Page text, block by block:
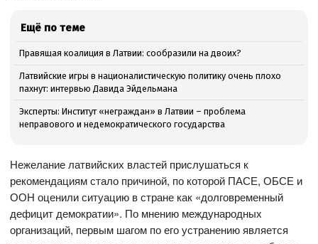
Ещё по теме
Правящая коалиция в Латвии: сообразили на двоих?
Латвийские игры в националистическую политику очень плохо
пахнут: интервью Давида Эйдельмана
Эксперты: Институт «неграждан» в Латвии – проблема
неправового и недемократического государства
Нежелание латвийских властей прислушаться к
рекомендациям стало причиной, по которой ПАСЕ, ОБСЕ и
ООН оценили ситуацию в стране как «долговременный
дефицит демократии». По мнению международных
организаций, первым шагом по его устранению является